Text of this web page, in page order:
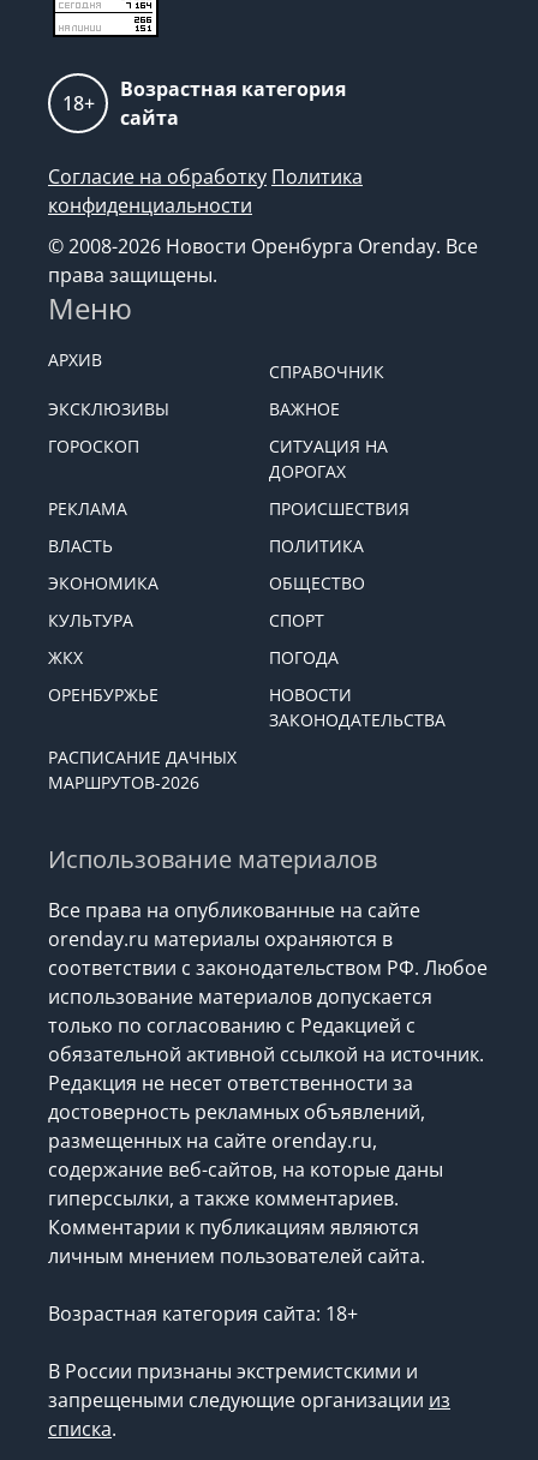
18+
Возрастная категория
сайта
Согласие на обработку Политика
конфиденциальности
© 2008-2026 Новости Оренбурга Orenday. Все
права защищены.
Меню
АРХИВ
СПРАВОЧНИК
ЭКСКЛЮЗИВЫ
ВАЖНОЕ
ГОРОСКОП
СИТУАЦИЯ НА
ДОРОГАХ
РЕКЛАМА
ПРОИСШЕСТВИЯ
ВЛАСТЬ
ПОЛИТИКА
ЭКОНОМИКА
ОБЩЕСТВО
КУЛЬТУРА
СПОРТ
ЖКХ
ПОГОДА
ОРЕНБУРЖЬЕ
НОВОСТИ
ЗАКОНОДАТЕЛЬСТВА
РАСПИСАНИЕ ДАЧНЫХ
МАРШРУТОВ-2026
Использование материалов
Все права на опубликованные на сайте
orenday.ru материалы охраняются в
соответствии с законодательством РФ. Любое
использование материалов допускается
только по согласованию с Редакцией с
обязательной активной ссылкой на источник.
Редакция не несет ответственности за
достоверность рекламных объявлений,
размещенных на сайте orenday.ru,
содержание веб-сайтов, на которые даны
гиперссылки, а также комментариев.
Комментарии к публикациям являются
личным мнением пользователей сайта.
Возрастная категория сайта: 18+
В России признаны экстремистскими и
запрещеными следующие организации из
списка.